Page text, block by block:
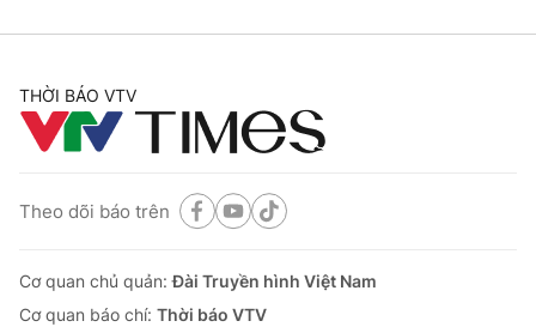
THỜI BÁO VTV
Theo dõi báo trên
Cơ quan chủ quản:Đài Truyền hình Việt Nam
Cơ quan báo chí: Thời báo VTV